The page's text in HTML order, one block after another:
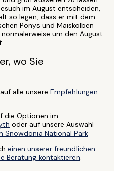
im August entscheiden,
so legen, dass er mit dem
Ponys und Maiskolben
um den August
wo Sie
alle unsere Empfehlungen
die Optionen im
oder auf unsere Auswahl
Snowdonia National Park
einen unserer freundlichen
Beratung kontaktieren.